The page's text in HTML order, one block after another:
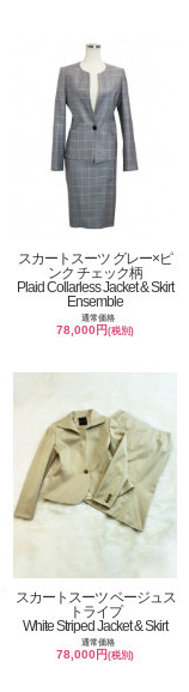
スカートスーツ グレー×ピ
ンク チェック柄
Plaid Collarless Jacket & Skirt
Ensemble
通常価格
78,000円(税別)
スカートスーツ ベージュス
トライプ
White Striped Jacket & Skirt
通常価格
78,000円(税別)